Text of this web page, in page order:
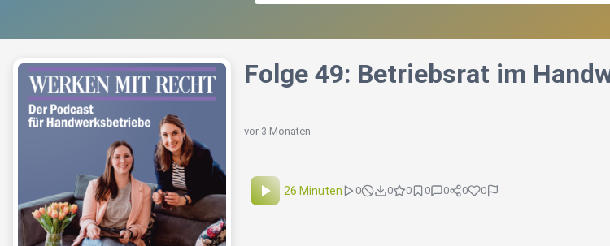
Folge 49: Betriebsrat im
vor 3 Monaten
26 Minuten 0 0 0 0 0 0 0